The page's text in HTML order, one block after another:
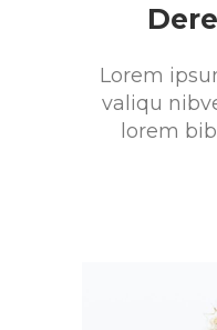
Lorem
valiqu
lorem